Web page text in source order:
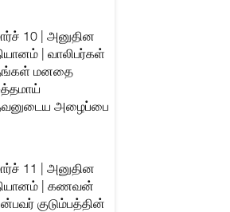
10 | அனுதின
| வாலிபர்கள்
மனதை
அழைப்பை
11 | அனுதின
| கணவன்
குடும்பத்தின்